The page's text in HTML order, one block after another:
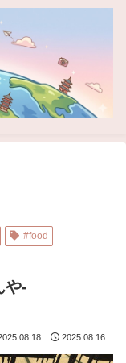
#food
や-
2025.08.16